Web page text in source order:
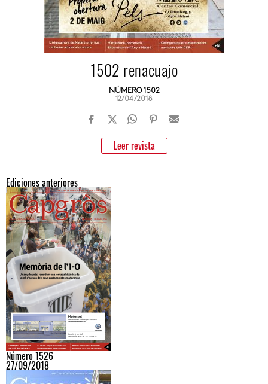
1502 renacuajo
NÚMERO 1502
12/04/2018
Leer revista
Ediciones anteriores
Número 1526
27/09/2018